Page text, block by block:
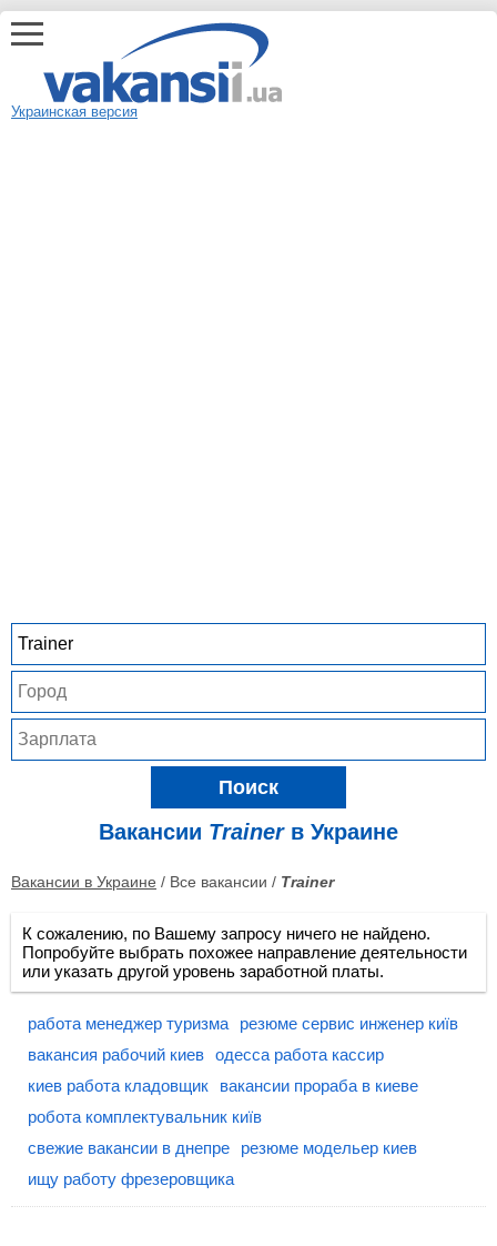
Украинская версия
Поиск
Вакансии Trainerв Украине
Вакансии в Украине / Все вакансии / Trainer
К сожалению, по Вашему запросу ничего не найдено.
Попробуйте выбрать похожее направление деятельности
или указать другой уровень заработной платы.
работа менеджер туризма
резюме сервис инженер київ
вакансия рабочий киев одесса работа кассир
киев работа кладовщик
вакансии прораба в киеве
робота комплектувальник київ
свежие вакансии в днепре
резюме модельер киев
ищу работу фрезеровщика